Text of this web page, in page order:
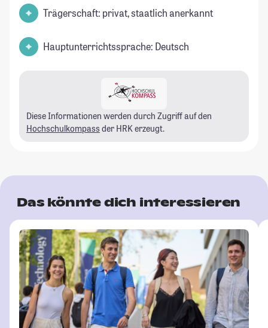
Trägerschaft: privat, staatlich anerkannt
Hauptunterrichtssprache: Deutsch
Diese Informationen werden durch Zugriff auf den
Hochschulkompass der HRK erzeugt.
Das könnte dich interessieren